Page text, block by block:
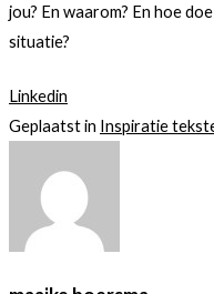
jou? En waarom? En hoe
situatie?
Linkedin
Geplaatst in Inspiratie